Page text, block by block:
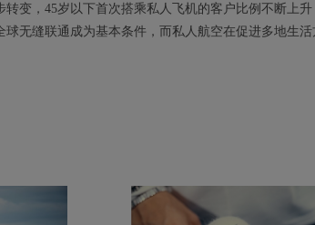
变，45岁以下首次搭乘私人飞机的客户比例不断上
无缝联通成为基本条件，而私人航空在促进多地生